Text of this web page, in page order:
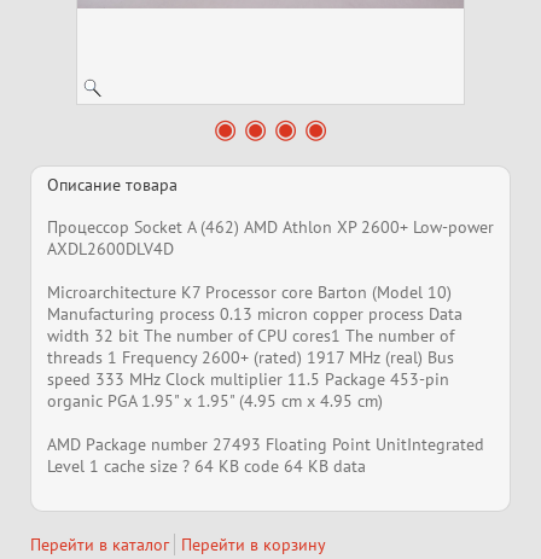
Описание товара
Процессор Socket A (462) AMD Athlon XP 2600+ Low-power
AXDL2600DLV4D
Microarchitecture K7 Processor core Barton (Model 10)
Manufacturing process 0.13 micron copper process Data
width 32 bit The number of CPU cores1 The number of
threads 1 Frequency 2600+ (rated) 1917 MHz (real) Bus
speed 333 MHz Clock multiplier 11.5 Package 453-pin
organic PGA 1.95" x 1.95" (4.95 cm x 4.95 cm)
AMD Package number 27493 Floating Point UnitIntegrated
Level 1 cache size ? 64 KB code 64 KB data
Перейти в каталог Перейти в корзину